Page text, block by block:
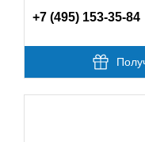
+7 (495) 153-35-84